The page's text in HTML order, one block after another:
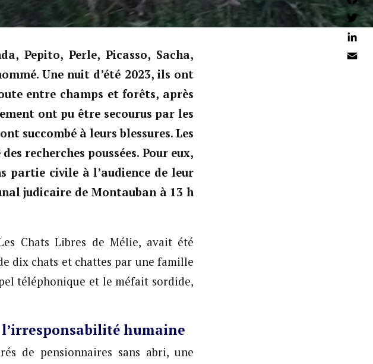
Pepito, Perle, Picasso, Sacha,
Une nuit d’été 2023, ils ont
entre champs et forêts, après
ont pu être secourus par les
succombé à leurs blessures. Les
recherches poussées. Pour eux,
partie civile à l’audience de leur
judicaire de Montauban à 13 h
Chats Libres de Mélie, avait été
dix chats et chattes par une famille
téléphonique et le méfait sordide,
humaine
de pensionnaires sans abri, une
Twitter